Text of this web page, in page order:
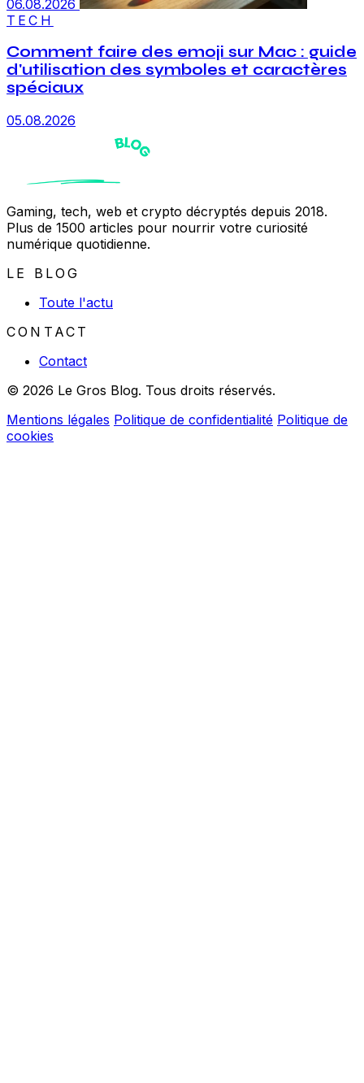
06.08.2026
TECH
Comment faire des emoji sur Mac : guide
d'utilisation des symboles et caractères
spéciaux
05.08.2026
Gaming, tech, web et crypto décryptés depuis 2018.
Plus de 1500 articles pour nourrir votre curiosité
numérique quotidienne.
LE BLOG
Toute l'actu
CONTACT
Contact
© 2026 Le Gros Blog. Tous droits réservés.
Mentions légales Politique de confidentialité Politique de
cookies